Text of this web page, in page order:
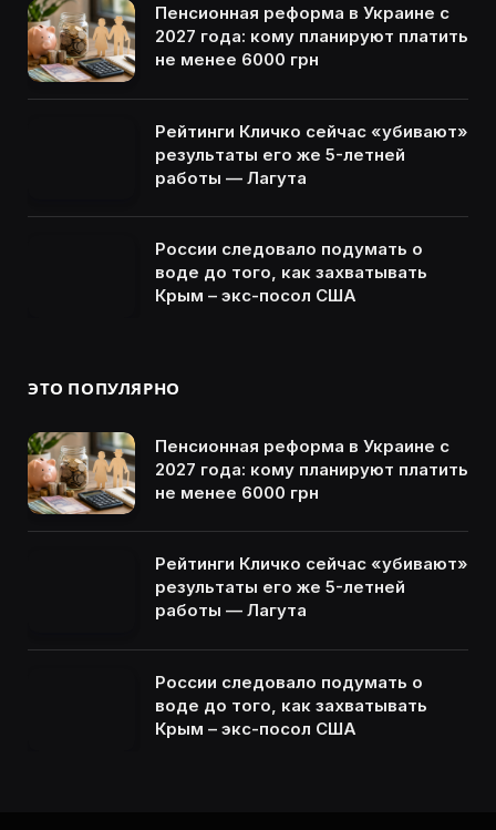
Пенсионная реформа в Украине с
2027 года: кому планируют платить
не менее 6000 грн
Рейтинги Кличко сейчас «убивают»
результаты его же 5-летней
работы — Лагута
России следовало подумать о
воде до того, как захватывать
Крым – экс-посол США
ЭТО ПОПУЛЯРНО
Пенсионная реформа в Украине с
2027 года: кому планируют платить
не менее 6000 грн
Рейтинги Кличко сейчас «убивают»
результаты его же 5-летней
работы — Лагута
России следовало подумать о
воде до того, как захватывать
Крым – экс-посол США